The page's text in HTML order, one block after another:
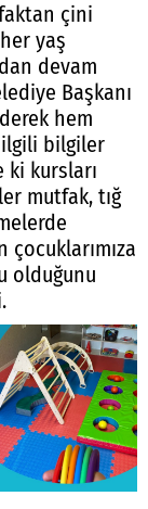
çini
yaş
devam
Başkanı
hem
bilgiler
ki kursları
mutfak, tığ
olduğunu